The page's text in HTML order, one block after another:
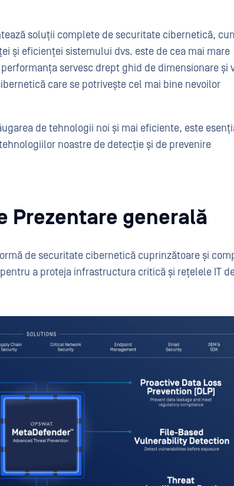
soluții complete de securitate cibernetică,
și eficienței sistemului dvs. este de cea mai mare
servesc drept ghid de dimensionare și
care se potrivește cel mai bine nevoilor
de tehnologii noi și mai eficiente, este
noastre de detecție și de prevenire
Prezentare generală
de securitate cibernetică cuprinzătoare și
a proteja infrastructura critică și rețelele IT